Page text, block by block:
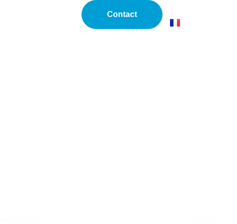
Contact